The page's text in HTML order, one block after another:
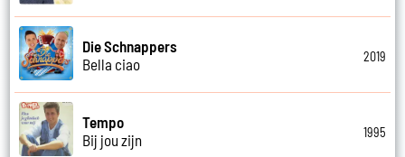
Die Schnappers
Bella ciao
2019
Tempo
Bij jou zijn
1995